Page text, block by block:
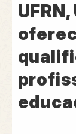
UFRN,